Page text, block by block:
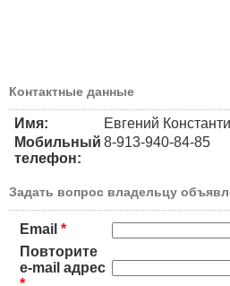
Контактные данные
Имя:
Евгений
Мобильный
телефон:
8-913-940-84-85
Задать вопрос владельцу
Email *
Повторите
e-mail адрес